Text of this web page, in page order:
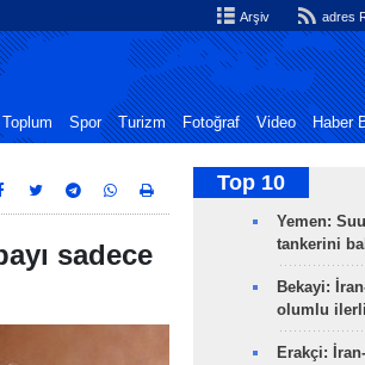
Arşiv adres
Toplum Spor Turizm Fotoğraf Video Haber
sadece
Top 10
Yemen:
tankerini
Bekayi:
olumlu
Erakçi: